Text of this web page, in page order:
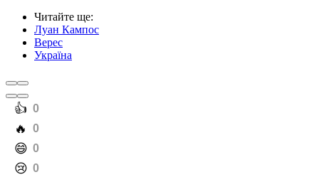
Читайте ще:
Луан Кампос
Верес
Україна
️👍 0
️🔥 0
️😄 0
️😢 0